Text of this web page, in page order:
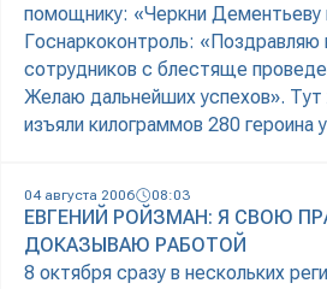
помощнику: «Черкни Дементьеву
Госнаркоконтроль: «Поздравляю
сотрудников с блестяще
Желаю дальнейших успехов».
изъяли килограммов 280 героина
04 августа 2006 08:03
ЕВГЕНИЙ РОЙЗМАН: Я СВОЮ
ДОКАЗЫВАЮ РАБОТОЙ
8 октября сразу в нескольких